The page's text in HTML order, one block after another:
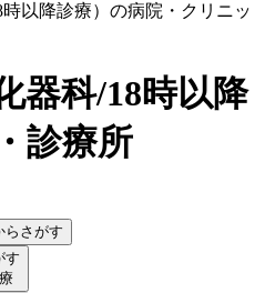
以降診療）の病院・クリニッ
器科/18時以降
診療所
らさがす
す